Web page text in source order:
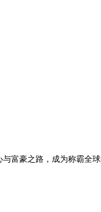
富豪之路，成为称霸全